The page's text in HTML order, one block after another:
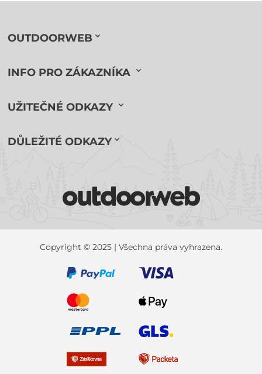
OUTDOORWEB
INFO PRO ZÁKAZNÍKA
UŽITEČNÉ ODKAZY
DŮLEŽITÉ ODKAZY
Copyright © 2025 | Všechna práva vyhrazena.